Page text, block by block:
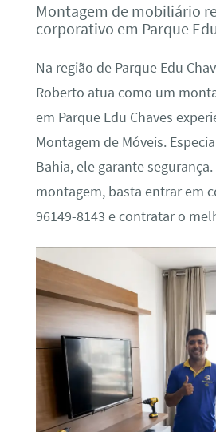
Montagem de mobiliário
corporativo em Parque
Na região de Parque Edu
Roberto atua como um
em Parque Edu Chaves
Montagem de Móveis.
Bahia, ele garante
montagem, basta entrar em
96149-8143 e contratar o